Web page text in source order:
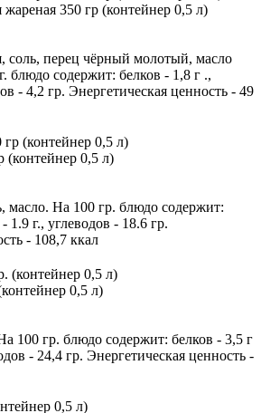
жареная 350 гр (контейнер 0,5 л)
соль, перец чёрный молотый, масло
блюдо содержит: белков - 1,8 г .,
- 4,2 гр. Энергетическая ценность - 49
(контейнер 0,5 л)
масло. На 100 гр. блюдо содержит:
1.9 г., углеводов - 18.6 гр.
- 108,7 ккал
0,5 л)
100 гр. блюдо содержит: белков - 3,5 г
- 24,4 гр. Энергетическая ценность -